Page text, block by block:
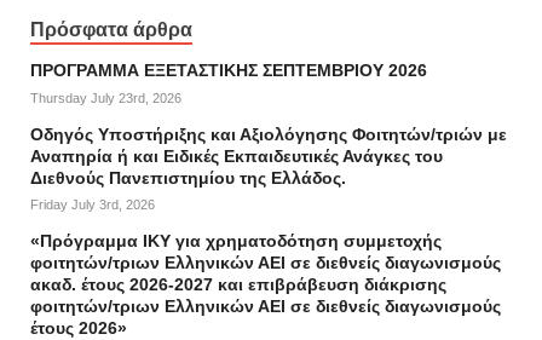
Πρόσφατα άρθρα
ΠΡΟΓΡΑΜΜΑ ΕΞΕΤΑΣΤΙΚΗΣ ΣΕΠΤΕΜΒΡΙΟΥ 2026
Thursday July 23rd, 2026
Οδηγός Υποστήριξης και Αξιολόγησης Φοιτητών/τριών με
Αναπηρία ή και Ειδικές Εκπαιδευτικές Ανάγκες του
Διεθνούς Πανεπιστημίου της Ελλάδος.
Friday July 3rd, 2026
«Πρόγραμμα ΙΚΥ για χρηματοδότηση συμμετοχής
φοιτητών/τριων Ελληνικών ΑΕΙ σε διεθνείς διαγωνισμούς
ακαδ. έτους 2026-2027 και επιβράβευση διάκρισης
φοιτητών/τριων Ελληνικών ΑΕΙ σε διεθνείς διαγωνισμούς
έτους 2026»